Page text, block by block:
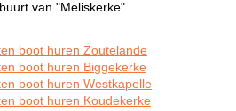
van "Meliskerke"
boot huren Zoutelande
boot huren Biggekerke
boot huren Westkapelle
boot huren Koudekerke